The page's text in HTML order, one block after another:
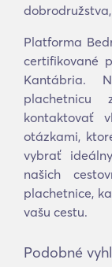
Platforma
certifikované
Kantábria.
kontaktovať
otázkami,
vybrať
našich
plachetnice,
vašu cestu.
Podobné